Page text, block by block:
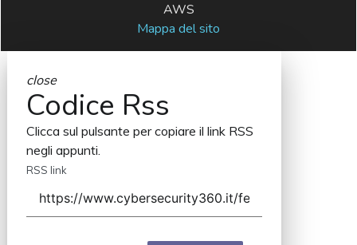
AWS
Mappa del sito
close
Codice Rss
Clicca sul pulsante per copiare il link RSS
negli appunti.
RSS link